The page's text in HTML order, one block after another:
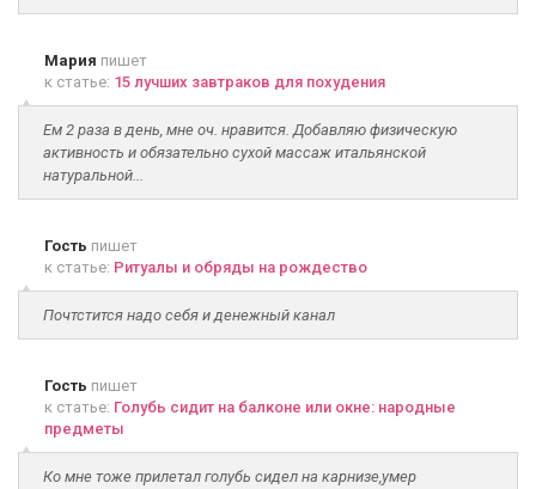
Мария пишет
к статье: 15 лучших завтраков для похудения
Ем 2 раза в день, мне оч. нравится. Добавляю физическую
активность и обязательно сухой массаж итальянской
натуральной...
Гость пишет
к статье: Ритуалы и обряды на рождество
Почтстится надо себя и денежный канал
Гость пишет
к статье: Голубь сидит на балконе или окне: народные
предметы
Ко мне тоже прилетал голубь сидел на карнизе,умер